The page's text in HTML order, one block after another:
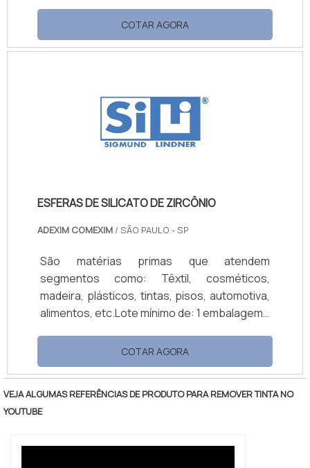
dentro da câmara de teste UV, com a
finalidade de simular, em laboratório, as
condições de exposição da peça pré-
envelhecimento natural da peça quando
submetida aos raios UV, medindo assim, sua
longevidade, qualidade e efici.
COTAR AGORA
ESFERAS DE SILICATO DE ZIRCÔNIO
ADEXIM COMEXIM / SÃO PAULO - SP
São matérias primas que atendem
segmentos como: Têxtil, cosméticos,
madeira, plásticos, tintas, pisos, automotiva,
alimentos, etc.Lote mínimo de: 1 embalagem -
zircônioAs esferas de silicato de zircônio são
muitas vezes preferidas em vez de esferas
de vidro devido a sua maior resistência ao
desgaste, possuem vida útil 3 vezes maior
que a esfera de vidro além da alta
reduzindo o atrito e consumo de energia. O
COTAR AGORA
VEJA ALGUMAS REFERÊNCIAS DE PRODUTO PARA REMOVER TINTA NO
YOUTUBE